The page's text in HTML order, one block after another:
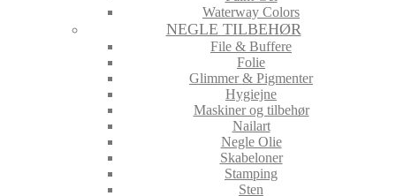
Waterway Colors
NEGLE TILBEHØR
File & Buffere
Folie
Glimmer & Pigmenter
Hygiejne
Maskiner og tilbehør
Nailart
Negle Olie
Skabeloner
Stamping
Sten